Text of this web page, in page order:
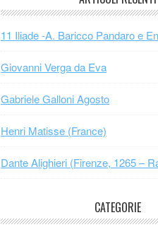
11 Iliade -A. Baricco Pandaro e
Giovanni Verga da Eva
Gabriele Galloni Agosto
Henri Matisse (France)
Dante Alighieri (Firenze, 1265 –
CATEGORIE